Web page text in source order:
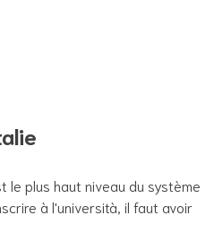
le plus haut niveau du système
à l'università, il faut avoir